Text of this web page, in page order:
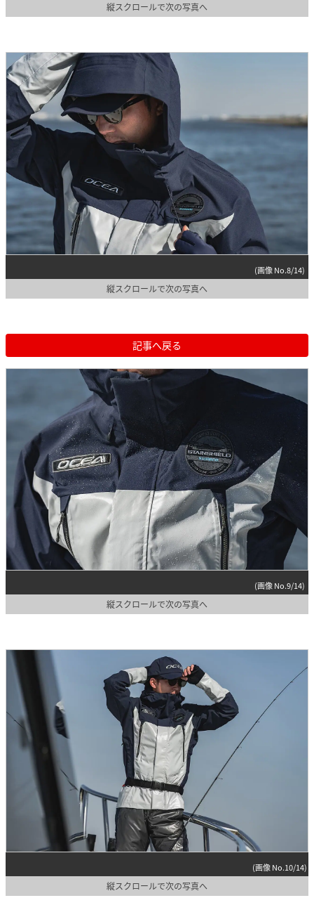
縦スクロールで次の写真へ
(画像 No.8/14)
縦スクロールで次の写真へ
記事へ戻る
(画像 No.9/14)
縦スクロールで次の写真へ
(画像 No.10/14)
縦スクロールで次の写真へ